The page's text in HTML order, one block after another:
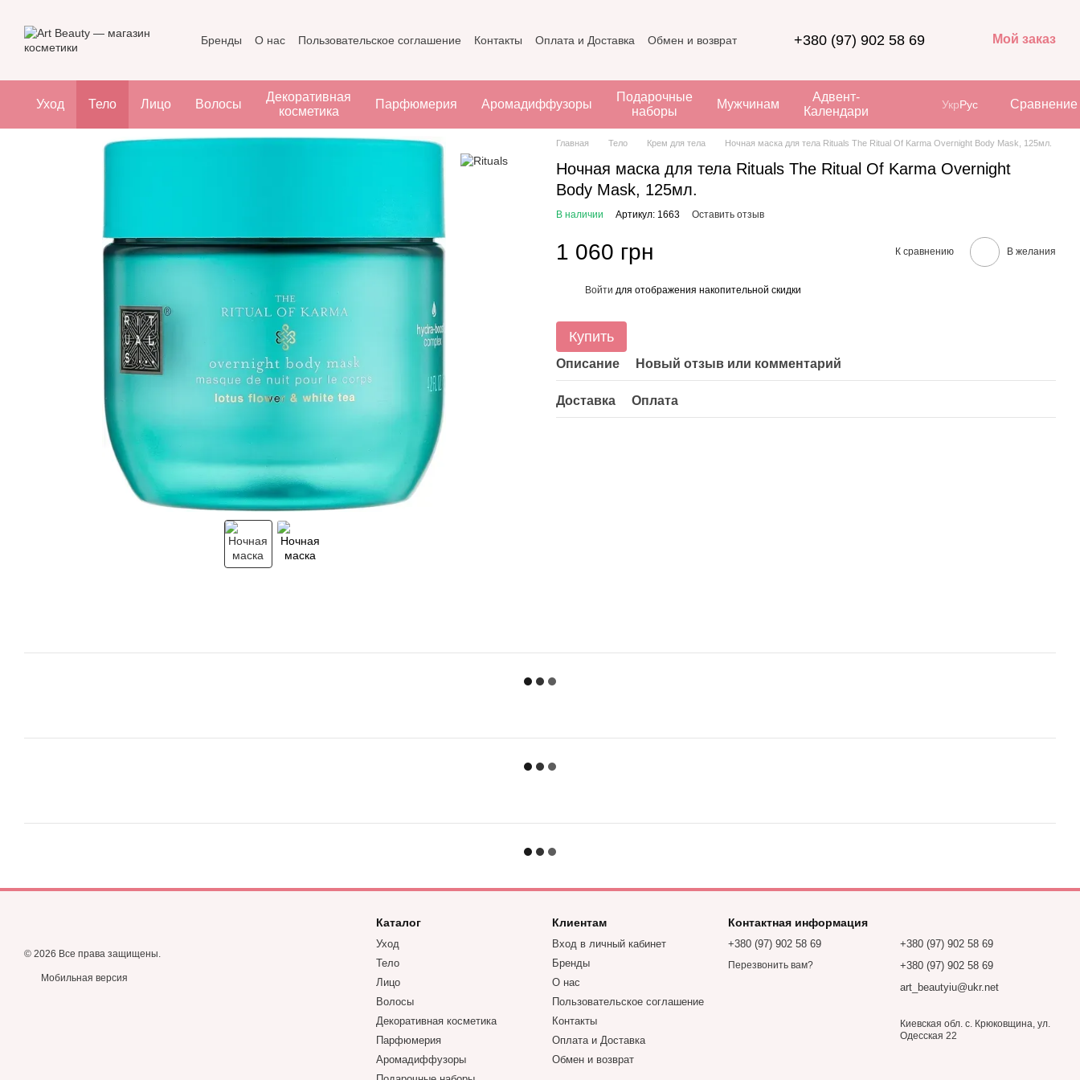
Бренды О нас Пользовательское соглашение Контакты Оплата и Доставка Обмен и возврат +380 (97) 902 58 69 Мой заказ
Уход Тело Лицо Волосы
Декоративная
косметика
Парфюмерия Аромадиффузоры
Подарочные
наборы
Мужчинам
Адвент-
Календари
УкрРус Сравнение
Главная Тело Крем для тела Ночная маска для тела Rituals The Ritual Of Karma Overnight Body Mask, 125мл.
Ночная маска для тела Rituals The Ritual Of Karma Overnight
Body Mask, 125мл.
В наличии Артикул: 1663 Оставить отзыв
1 060 грн К сравнению В желания
Войти для отображения накопительной скидки
Купить
Описание Новый отзыв или комментарий
Доставка Оплата
© 2026 Все права защищены.
Мобильная версия
Каталог
Уход
Тело
Лицо
Волосы
Декоративная косметика
Парфюмерия
Аромадиффузоры
Клиентам
Вход в личный кабинет
Бренды
О нас
Пользовательское соглашение
Контакты
Оплата и Доставка
Обмен и возврат
Контактная информация
+380 (97) 902 58 69
Перезвонить вам?
+380 (97) 902 58 69
+380 (97) 902 58 69
art_beautyiu@ukr.net
Киевская обл. с. Крюковщина, ул.
Одесская 22